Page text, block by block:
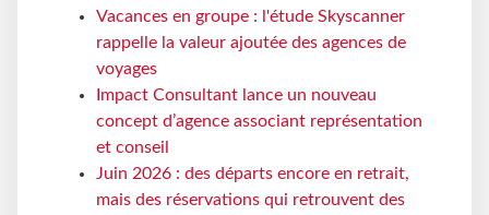
Vacances en groupe : l'étude Skyscanner
rappelle la valeur ajoutée des agences de
voyages
Impact Consultant lance un nouveau
concept d’agence associant représentation
et conseil
Juin 2026 : des départs encore en retrait,
mais des réservations qui retrouvent des